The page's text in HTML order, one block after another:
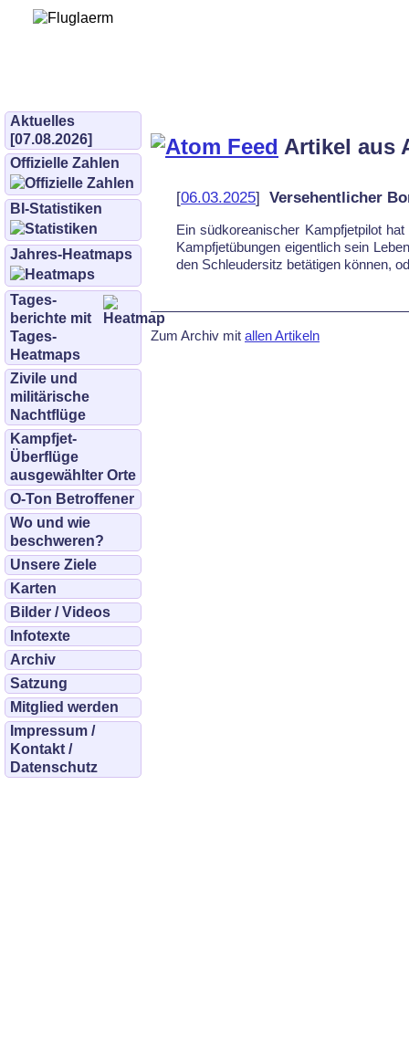
Aktuelles
[07.08.2026]
Offizielle Zahlen
BI-Statistiken
Jahres-Heatmaps
Tages­
berichte mit
Tages-
Heatmaps
Zivile und
militärische
Nachtflüge
Kampfjet-
Überflüge
ausgewählter Orte
O-Ton Betroffener
Wo und wie
beschweren?
Unsere Ziele
Karten
Bilder / Videos
Infotexte
Archiv
Satzung
Mitglied werden
Impressum /
Kontakt /
Datenschutz
Artikel aus
[06.03.2025] Versehentlicher
Ein süd­ko­rea­ni­scher Kampf­jet­pi­lot hat
Kampf­jet­übun­gen ei­gent­lich sein
den Schleu­der­sitz be­täti­gen kön­nen,
Zum Archiv mit allen Artikeln